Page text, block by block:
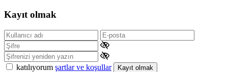
Kayıt olmak
katılıyorum şartlar ve koşullar Kayıt olmak